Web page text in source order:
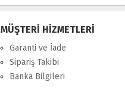
MÜŞTERİ HİZMETLERİ
Garanti ve İade
Sipariş Takibi
Banka Bilgileri